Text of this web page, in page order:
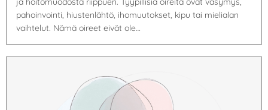
pahoinvointi, hiustenlähtö, ihomuutokset, kipu tai mielialan
vaihtelut. Nämä oireet eivät ole…